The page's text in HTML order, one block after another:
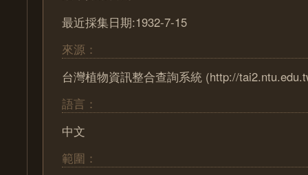
最近採集日期:1932-7-15
來源：
台灣植物資訊整合查詢系統 (http://
語言：
中文
範圍：